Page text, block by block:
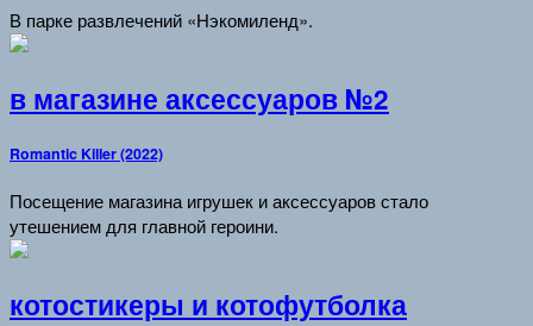
В парке развлечений «Нэкомиленд».
в магазине аксессуаров №2
Romantic Killer (2022)
Посещение магазина игрушек и аксессуаров стало
утешением для главной героини.
котостикеры и котофутболка